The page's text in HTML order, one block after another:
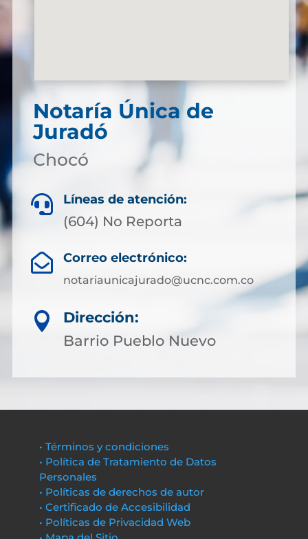
Notaría Única de
Juradó
Chocó
 Líneas de atención:
(604) No Reporta
 Correo electrónico:
notariaunicajurado@ucnc.com.co

Dirección:
Barrio Pueblo Nuevo
• Términos y condiciones
• Política de Tratamiento de Datos
Personales
• Políticas de derechos de autor
• Certificado de Accesibilidad
• Políticas de Privacidad Web